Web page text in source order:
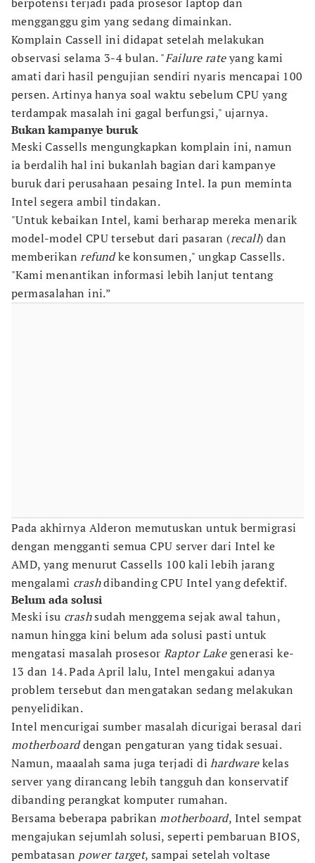
mengganggu gim yang sedang dimainkan.
Komplain Cassell ini didapat setelah melakukan
observasi selama 3-4 bulan. "Failure rateyang kami
amati dari hasil pengujian sendiri nyaris mencapai 100
persen. Artinya hanya soal waktu sebelum CPU yang
terdampak masalah ini gagal berfungsi," ujarnya.
Bukan kampanye buruk
Meski Cassells mengungkapkan komplain ini, namun
ia berdalih hal ini bukanlah bagian dari kampanye
buruk dari perusahaan pesaing Intel. Ia pun meminta
Intel segera ambil tindakan.
"Untuk kebaikan Intel, kami berharap mereka menarik
model-model CPU tersebut dari pasaran (recall) dan
memberikanrefundke konsumen," ungkap Cassells.
"Kami menantikan informasi lebih lanjut tentang
permasalahan ini.”
Pada akhirnya Alderon memutuskan untuk bermigrasi
dengan mengganti semua CPU server dari Intel ke
AMD, yang menurut Cassells 100 kali lebih jarang
mengalami crashdibanding CPU Intel yang defektif.
Belum ada solusi
Meski isu crashsudah menggema sejak awal tahun,
namun hingga kini belum ada solusi pasti untuk
mengatasi masalah prosesor Raptor Lakegenerasi ke-
13 dan 14. Pada April lalu, Intel mengakui adanya
problem tersebut dan mengatakan sedang melakukan
penyelidikan.
Intel mencurigai sumber masalah dicurigai berasal dari
motherboarddengan pengaturan yang tidak sesuai.
Namun, maaalah sama juga terjadi dihardwarekelas
server yang dirancang lebih tangguh dan konservatif
dibanding perangkat komputer rumahan.
Bersama beberapa pabrikanmotherboard, Intel sempat
mengajukan sejumlah solusi, seperti pembaruan BIOS,
pembatasan power target, sampai setelah voltase